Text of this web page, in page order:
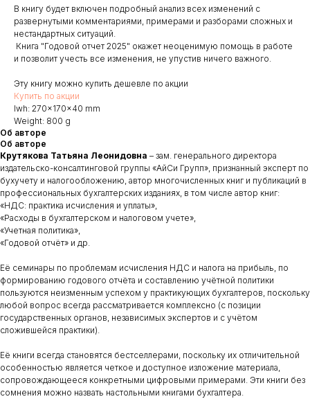
В книгу будет включен подробный анализ всех изменений с
развернутыми комментариями, примерами и разборами сложных и
нестандартных ситуаций.
Книга "Годовой отчет 2025" окажет неоценимую помощь в работе
и позволит учесть все изменения, не упустив ничего важного.
Эту книгу можно купить дешевле по акции
Купить по акции
lwh: 270x170x40 mm
Weight: 800 g
Об авторе
Об авторе
Крутякова Татьяна Леонидовна – зам. генерального директора
издательско-консалтинговой группы «АйСи Групп», признанный эксперт по
бухучету и налогообложению, автор многочисленных книг и публикаций в
профессиональных бухгалтерских изданиях, в том числе автор книг:
«НДС: практика исчисления и уплаты»,
«Расходы в бухгалтерском и налоговом учете»,
«Учетная политика»,
«Годовой отчёт» и др.
Её семинары по проблемам исчисления НДС и налога на прибыль, по
формированию годового отчёта и составлению учётной политики
пользуются неизменным успехом у практикующих бухгалтеров, поскольку
любой вопрос всегда рассматривается комплексно (с позиции
государственных органов, независимых экспертов и с учётом
сложившейся практики).
Её книги всегда становятся бестселлерами, поскольку их отличительной
особенностью является четкое и доступное изложение материала,
сопровождающееся конкретными цифровыми примерами. Эти книги без
сомнения можно назвать настольными книгами бухгалтера.